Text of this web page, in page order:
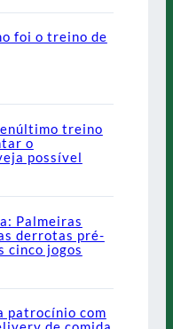
foi o treino de
treino
o
possível
Palmeiras
derrotas pré-
cinco jogos
patrocínio com